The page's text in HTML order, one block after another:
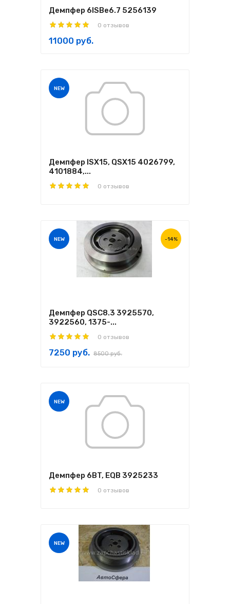
Демпфер 6ISBe6.7 5256139
0 отзывов
11000 руб.
NEW
Демпфер ISX15, QSX15 4026799,
4101884,...
0 отзывов
NEW -14%
Демпфер QSC8.3 3925570,
3922560, 1375-...
0 отзывов
7250 руб. 8500 руб.
NEW
Демпфер 6BT, EQB 3925233
0 отзывов
NEW